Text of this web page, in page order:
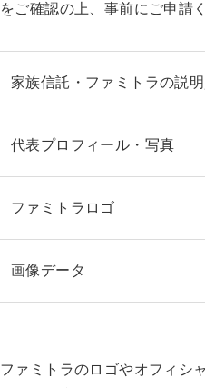
をご確認の上、事前にご申請
家族信託・ファミトラの説
代表プロフィール・写真
ファミトラロゴ
画像データ
ファミトラのロゴやオフィシ